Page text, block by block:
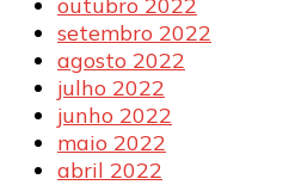
setembro 2022
agosto 2022
julho 2022
junho 2022
maio 2022
abril 2022